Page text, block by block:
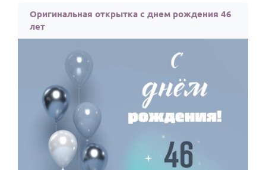
Оригинальная открытка с днем рождения 46
лет